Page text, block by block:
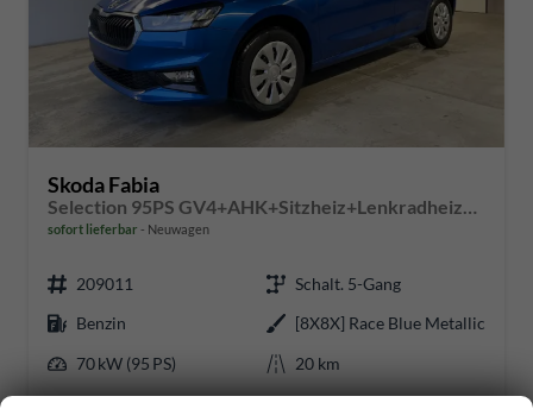
Skoda Fabia
Selection 95PS GV4+AHK+Sitzheiz+Lenkradheiz+Climatronic+Tempomat+PDC
sofort lieferbar Neuwagen
209011
Schalt. 5-Gang
Benzin
[8X8X] Race Blue Metallic
70 kW (95 PS)
20 km